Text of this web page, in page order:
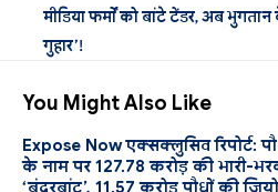
मीडिया फर्मों को बांटे टेंडर, अब भुगतान
गुहार’!
You Might Also Like
Expose Now एक्सक्लुसिव रिपोर्ट:
के नाम पर 127.78 करोड़ की भारी-
‘बंदरबांट’, 11.57 करोड़ पौधों की